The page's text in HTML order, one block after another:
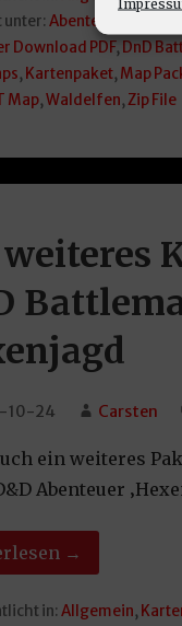
unter:Abenteuer
Download PDF, DnD
, Kartenpaket, Map
Map,Waldelfen,Zip File
10-24 Carsten
ein weiteres
Abenteuer
→
in:Allgemein,